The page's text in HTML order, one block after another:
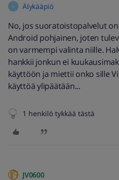
Ä Älykääpiö
No, jos suoratoistopalvelut on
Android pohjainen, joten
on varmempi valinta niille.
hankkii jonkun ei
käyttöön ja miettii onko sille
käyttöä ylipäätään...
1 henkilö tykkää tästä
JV0600